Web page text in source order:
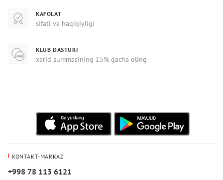
KAFOLAT
sifati va haqiqiyligi
KLUB DASTURI
xarid summasining 15% gacha oling
KONTAKT-MARKAZ
+998 78 113 6121